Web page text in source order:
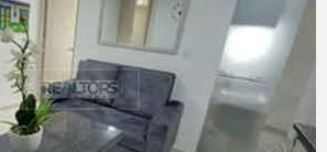
VIEW DETAILS